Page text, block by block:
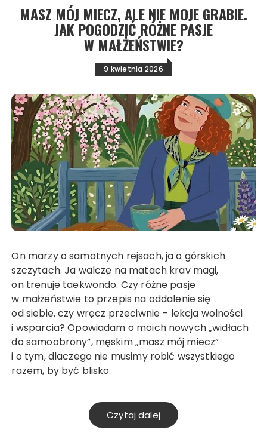
MASZ MÓJ MIECZ, ALE NIE MOJE GRABIE.
JAK POGODZIĆ RÓŻNE PASJE
W MAŁŻEŃSTWIE?
9 kwietnia 2026
On marzy o samotnych rejsach, ja o górskich
szczytach. Ja walczę na matach krav magi,
on trenuje taekwondo. Czy różne pasje
w małżeństwie to przepis na oddalenie się
od siebie, czy wręcz przeciwnie – lekcja wolności
i wsparcia? Opowiadam o moich nowych „widłach
do samoobrony”, męskim „masz mój miecz”
i o tym, dlaczego nie musimy robić wszystkiego
razem, by być blisko.
Czytaj dalej